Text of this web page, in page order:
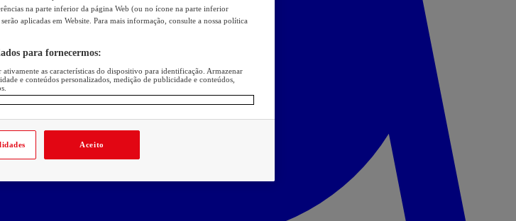
na parte inferior da página Web (ou no ícone na parte inferior
aplicadas em Website. Para mais informação, consulte a nossa política
para fornecermos:
as características do dispositivo para identificação. Armazenar
e conteúdos personalizados, medição de publicidade e conteúdos,
Aceito